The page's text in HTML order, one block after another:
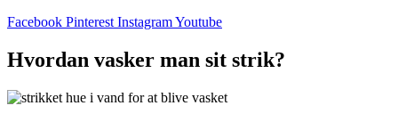
Facebook Pinterest InstagramYoutube
Hvordan vasker man sit strik?